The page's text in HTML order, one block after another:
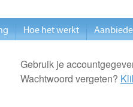
Gebruik je
Wachtwoord vergeten?
Hoe het werkt